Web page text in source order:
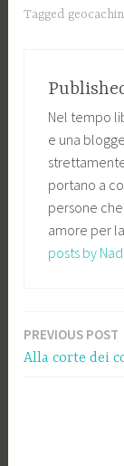
Tagged
Nel tempo
e una
portano a
persone
amore per
posts by
Navigazione
PREVIOUS POST
Alla corte dei